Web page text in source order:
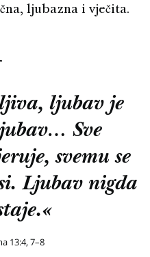
ljubazna i vječita.
ljubav je
Sve
svemu se
Ljubav nigda
13:4, 7–8